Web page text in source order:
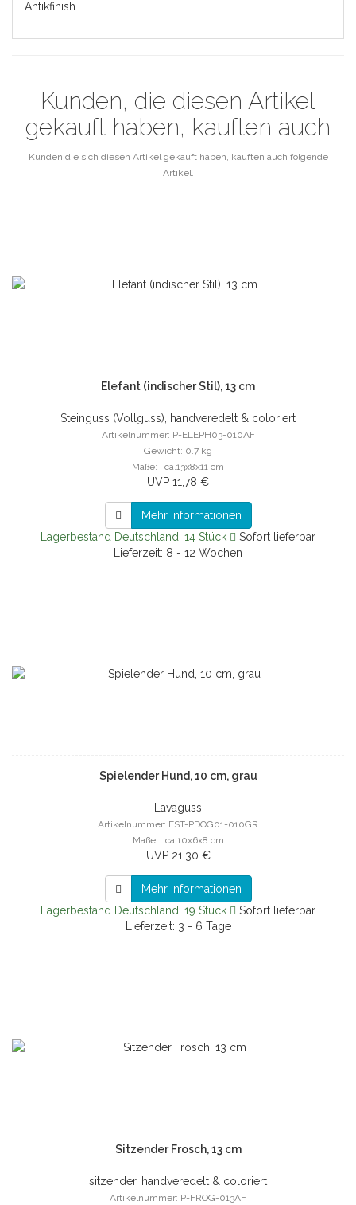
Antikfinish
Kunden, die diesen Artikel
gekauft haben, kauften auch
Kunden die sich diesen Artikel gekauft haben, kauften auch folgende
Artikel.
Elefant (indischer Stil), 13 cm
Steinguss (Vollguss), handveredelt & coloriert
Artikelnummer: P-ELEPH03-010AF
Gewicht: 0.7 kg
Maße: ca.13x8x11 cm
UVP 11,78 €
Mehr Informationen
Lagerbestand Deutschland: 14 Stück
Sofort lieferbar
Lieferzeit: 8 - 12 Wochen
Spielender Hund, 10 cm, grau
Lavaguss
Artikelnummer: FST-PDOG01-010GR
Maße: ca.10x6x8 cm
UVP 21,30 €
Mehr Informationen
Lagerbestand Deutschland: 19 Stück
Sofort lieferbar
Lieferzeit: 3 - 6 Tage
Sitzender Frosch, 13 cm
sitzender, handveredelt & coloriert
Artikelnummer: P-FROG-013AF